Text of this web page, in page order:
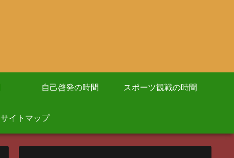
自己啓発の時間 スポーツ観戦の時間
サイトマップ